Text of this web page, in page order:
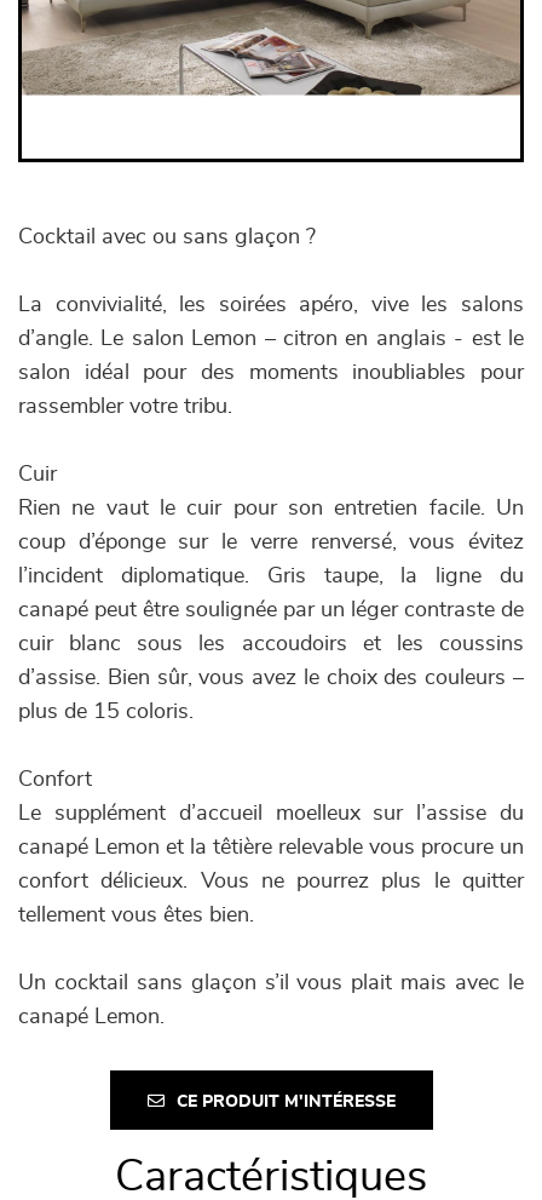
Cocktail avec ou sans glaçon ?
La convivialité, les soirées apéro, vive les salons
d’angle. Le salon Lemon – citron en anglais - est le
salon idéal pour des moments inoubliables pour
rassembler votre tribu.
Cuir
Rien ne vaut le cuir pour son entretien facile. Un
coup d’éponge sur le verre renversé, vous évitez
l’incident diplomatique. Gris taupe, la ligne du
canapé peut être soulignée par un léger contraste de
cuir blanc sous les accoudoirs et les coussins
d’assise. Bien sûr, vous avez le choix des couleurs –
plus de 15 coloris.
Confort
Le supplément d’accueil moelleux sur l’assise du
canapé Lemon et la têtière relevable vous procure un
confort délicieux. Vous ne pourrez plus le quitter
tellement vous êtes bien.
Un cocktail sans glaçon s’il vous plait mais avec le
canapé Lemon.
CE PRODUIT M'INTÉRESSE
Caractéristiques